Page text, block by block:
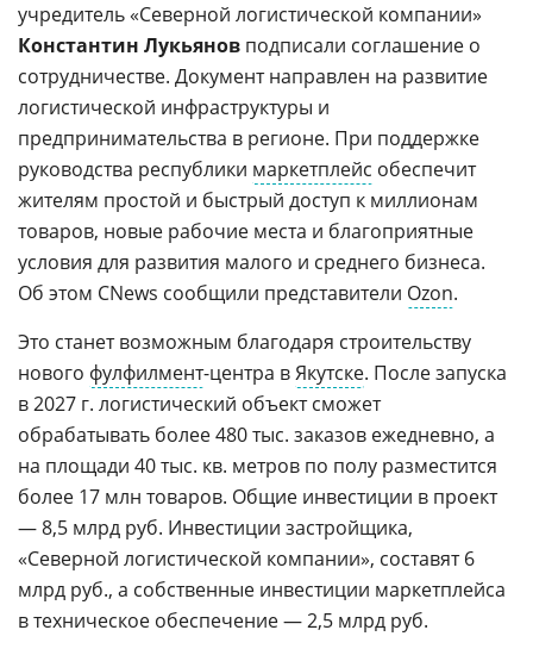
учредитель «Северной логистической компании»
Константин Лукьянов подписали соглашение о
сотрудничестве. Документ направлен на развитие
логистической инфраструктуры и
предпринимательства в регионе. При поддержке
руководства республики маркетплейс обеспечит
жителям простой и быстрый доступ к миллионам
товаров, новые рабочие места и благоприятные
условия для развития малого и среднего бизнеса.
Об этом CNews сообщили представители Ozon.
Это станет возможным благодаря строительству
нового фулфилмент-центра вЯкутске. После запуска
в 2027 г. логистический объект сможет
обрабатывать более 480 тыс. заказов ежедневно, а
на площади 40 тыс. кв. метров по полу разместится
более 17 млн товаров. Общие инвестиции в проект
— 8,5 млрд руб. Инвестиции застройщика,
«Северной логистической компании», составят 6
млрд руб., а собственные инвестиции маркетплейса
в техническое обеспечение — 2,5 млрд руб.